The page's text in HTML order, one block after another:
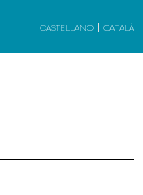
CASTELLANO CATALÀ